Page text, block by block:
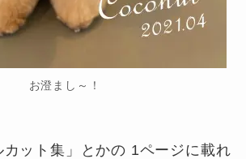
お澄まし～！
カット集」とかの 1ページに載れ